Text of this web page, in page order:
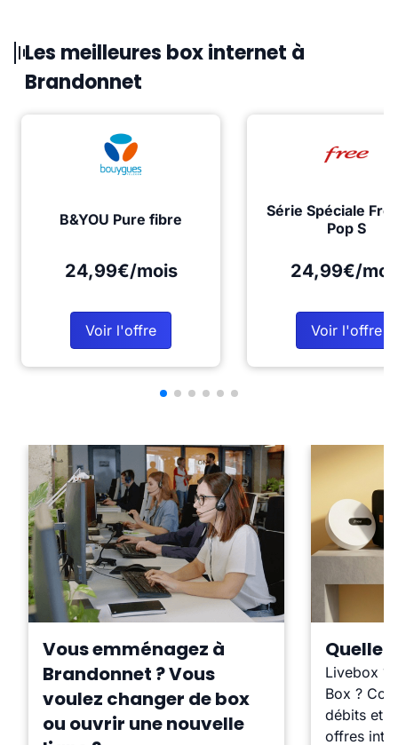
Les meilleures box internet à
Brandonnet
B&YOU Pure fibre
24,99€/mois
Voir l'offre
Série Spéciale
Pop S
24,99€/
Voir l'offre
Vous emménagez à
Brandonnet ? Vous
voulez changer de box
ou ouvrir une nouvelle
Quelle
Livebox ?
Box ?
débits et
offres